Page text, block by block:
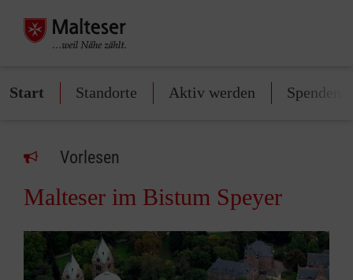
Start Standorte Aktiv werden Spenden
Vorlesen
Malteser im Bistum Speyer